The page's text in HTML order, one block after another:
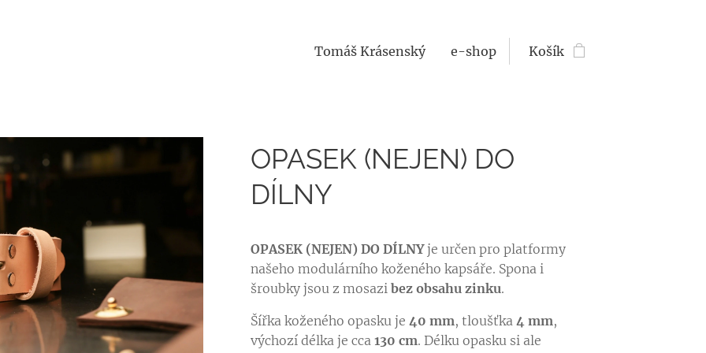
Tomáš Krásenský e-shop Košík
OPASEK (NEJEN) DO
DÍLNY
OPASEK (NEJEN) DO DÍLNYje určen pro platformy
našeho modulárního koženého kapsáře. Spona i
šroubky jsou z mosazibez obsahu zinku.
Šířka koženého opasku je40 mm, tloušťka4 mm,
výchozí délka je cca130 cm. Délku opasku si ale